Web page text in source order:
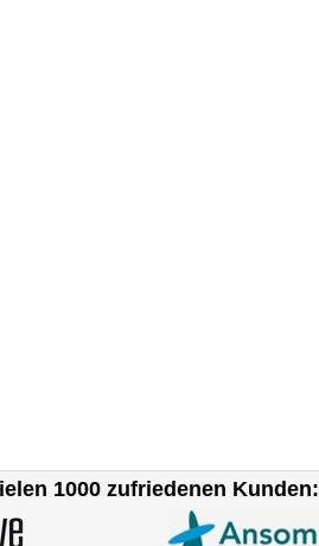
1000 zufriedenen Kunden: